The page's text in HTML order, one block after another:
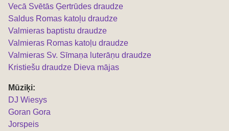
Vecā Svētās Ģertrūdes draudze
Saldus Romas katoļu draudze
Valmieras baptistu draudze
Valmieras Romas katoļu draudze
Valmieras Sv. Sīmaņa luterāņu draudze
Kristiešu draudze Dieva mājas
Mūziķi:
DJ Wiesys
Goran Gora
Jorspeis